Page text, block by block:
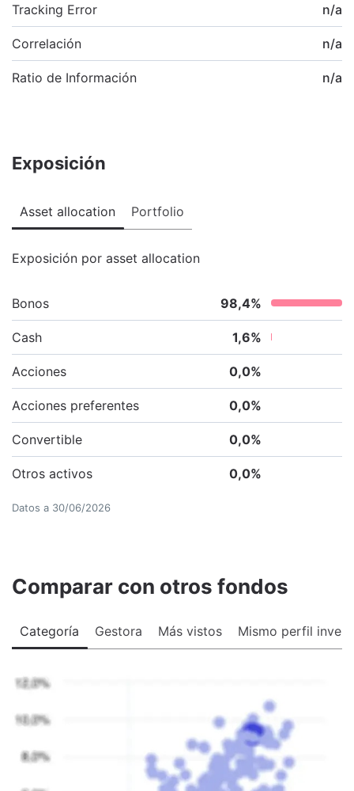
Tracking Error n/a
Correlación n/a
Ratio de Información n/a
Exposición
Asset allocation Portfolio
Exposición por asset allocation
Bonos 98,4%
Cash 1,6%
Acciones 0,0%
Acciones preferentes 0,0%
Convertible 0,0%
Otros activos 0,0%
Datos a 30/06/2026
Comparar con otros fondos
Categoría Gestora Más vistos Mismo perfil